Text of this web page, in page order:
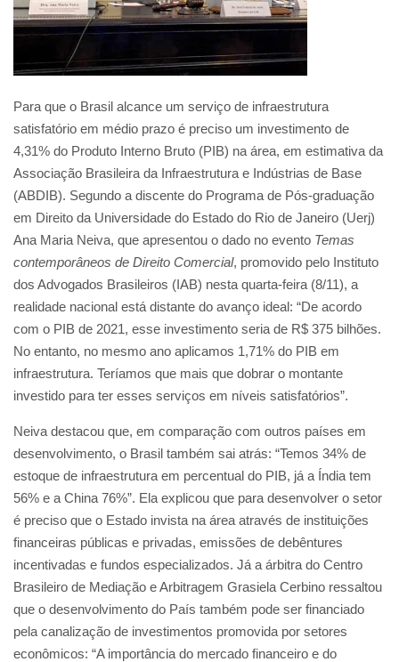
Para que o Brasil alcance um serviço de infraestrutura
satisfatório em médio prazo é preciso um investimento de
4,31% do Produto Interno Bruto (PIB) na área, em estimativa da
Associação Brasileira da Infraestrutura e Indústrias de Base
(ABDIB). Segundo a discente do Programa de Pós-graduação
em Direito da Universidade do Estado do Rio de Janeiro (Uerj)
Ana Maria Neiva, que apresentou o dado no evento Temas
contemporâneos de Direito Comercial, promovido pelo Instituto
dos Advogados Brasileiros (IAB) nesta quarta-feira (8/11), a
realidade nacional está distante do avanço ideal: “De acordo
com o PIB de 2021, esse investimento seria de R$ 375 bilhões.
No entanto, no mesmo ano aplicamos 1,71% do PIB em
infraestrutura. Teríamos que mais que dobrar o montante
investido para ter esses serviços em níveis satisfatórios”.
Neiva destacou que, em comparação com outros países em
desenvolvimento, o Brasil também sai atrás: “Temos 34% de
estoque de infraestrutura em percentual do PIB, já a Índia tem
56% e a China 76%”. Ela explicou que para desenvolver o setor
é preciso que o Estado invista na área através de instituições
financeiras públicas e privadas, emissões de debêntures
incentivadas e fundos especializados. Já a árbitra do Centro
Brasileiro de Mediação e Arbitragem Grasiela Cerbino ressaltou
que o desenvolvimento do País também pode ser financiado
pela canalização de investimentos promovida por setores
econômicos: “A importância do mercado financeiro e do